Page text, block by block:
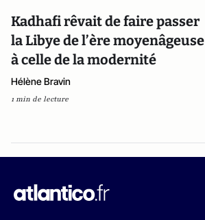
Kadhafi rêvait de faire passer
la Libye de l’ère moyenâgeuse
à celle de la modernité
Hélène Bravin
1 min de lecture